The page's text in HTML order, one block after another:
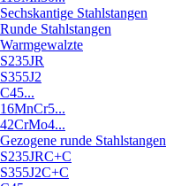
Sechskantige Stahlstangen
Runde Stahlstangen
Warmgewalzte
S235JR
S355J2
C45...
16MnCr5...
42CrMo4...
Gezogene runde Stahlstangen
S235JRC+C
S355J2C+C